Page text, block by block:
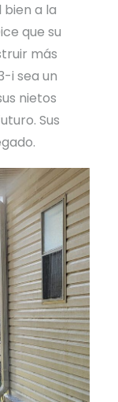
bien a la
que su
más
i sea un
nietos
Sus